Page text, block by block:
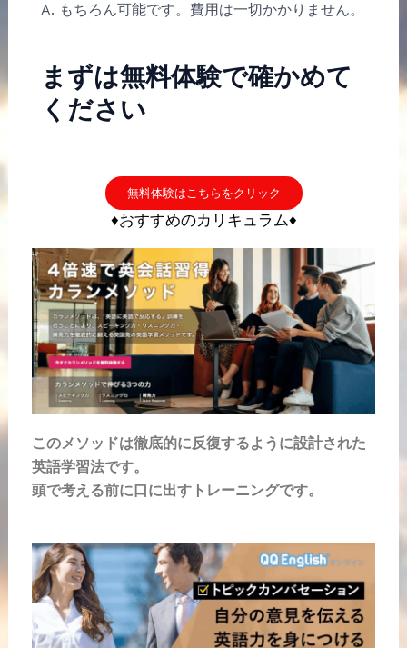
A. もちろん可能です。費用は一切かかりません。
まずは無料体験で確かめて
ください
無料体験はこちらをクリック
♦おすすめのカリキュラム♦
このメソッドは徹底的に反復するように設計された
英語学習法です。
頭で考える前に口に出すトレーニングです。